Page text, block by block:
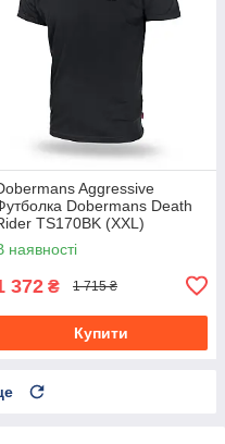
Aggressive
Dobermans Death
TS170BK (XXL)
наявності
372 ₴ 1 715 ₴
Купити